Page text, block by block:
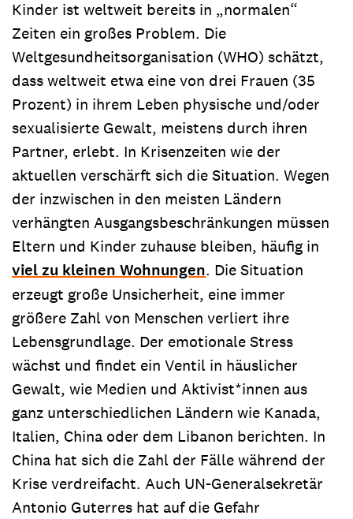
Kinder ist weltweit bereits in „normalen“
Zeiten ein großes Problem. Die
Weltgesundheitsorganisation (WHO) schätzt,
dass weltweit etwa eine von drei Frauen (35
Prozent) in ihrem Leben physische und/oder
sexualisierte Gewalt, meistens durch ihren
Partner, erlebt. In Krisenzeiten wie der
aktuellen verschärft sich die Situation. Wegen
der inzwischen in den meisten Ländern
verhängten Ausgangsbeschränkungen müssen
Eltern und Kinder zuhause bleiben, häufig in
viel zu kleinen Wohnungen. Die Situation
erzeugt große Unsicherheit, eine immer
größere Zahl von Menschen verliert ihre
Lebensgrundlage. Der emotionale Stress
wächst und findet ein Ventil in häuslicher
Gewalt, wie Medien und Aktivist*innen aus
ganz unterschiedlichen Ländern wie Kanada,
Italien, China oder dem Libanon berichten. In
China hat sich die Zahl der Fälle während der
Krise verdreifacht. Auch UN-Generalsekretär
Antonio Guterres hat auf die Gefahr